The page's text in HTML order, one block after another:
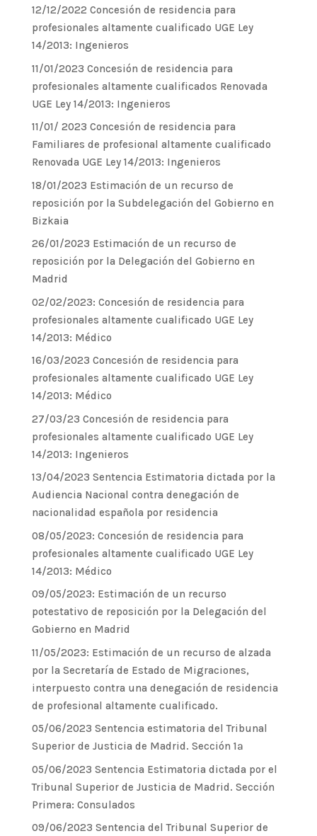
12/12/2022 Concesión de residencia para
profesionales altamente cualificado UGE Ley
14/2013: Ingenieros
11/01/2023 Concesión de residencia para
profesionales altamente cualificados Renovada
UGE Ley 14/2013: Ingenieros
11/01/ 2023 Concesión de residencia para
Familiares de profesional altamente cualificado
Renovada UGE Ley 14/2013: Ingenieros
18/01/2023 Estimación de un recurso de
reposición por la Subdelegación del Gobierno en
Bizkaia
26/01/2023 Estimación de un recurso de
reposición por la Delegación del Gobierno en
Madrid
02/02/2023: Concesión de residencia para
profesionales altamente cualificado UGE Ley
14/2013: Médico
16/03/2023 Concesión de residencia para
profesionales altamente cualificado UGE Ley
14/2013: Médico
27/03/23 Concesión de residencia para
profesionales altamente cualificado UGE Ley
14/2013: Ingenieros
13/04/2023 Sentencia Estimatoria dictada por la
Audiencia Nacional contra denegación de
nacionalidad española por residencia
08/05/2023: Concesión de residencia para
profesionales altamente cualificado UGE Ley
14/2013: Médico
09/05/2023: Estimación de un recurso
potestativo de reposición por la Delegación del
Gobierno en Madrid
11/05/2023: Estimación de un recurso de alzada
por la Secretaría de Estado de Migraciones,
interpuesto contra una denegación de residencia
de profesional altamente cualificado.
05/06/2023 Sentencia estimatoria del Tribunal
Superior de Justicia de Madrid. Sección 1ª
05/06/2023 Sentencia Estimatoria dictada por el
Tribunal Superior de Justicia de Madrid. Sección
Primera: Consulados
09/06/2023 Sentencia del Tribunal Superior de